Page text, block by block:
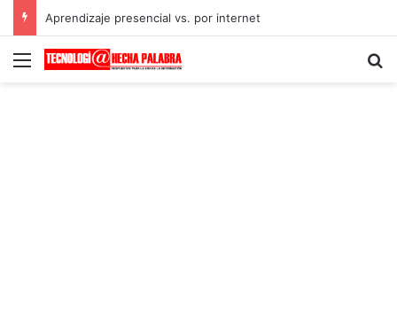
Aprendizaje presencial vs. por internet
Menú